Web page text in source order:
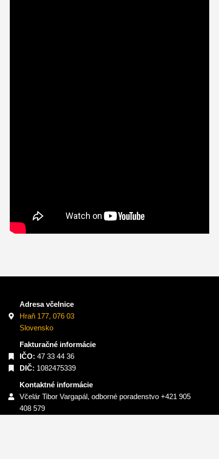
Adresa včelnice
Hraň 177, 076 03
Slovensko
Fakturačné informácie
IČO: 47 33 44 36
DIČ: 1082475339
Kontaktné informácie
Včelár Tibor Vargapál, odborné poradenstvo +421 905
408 579